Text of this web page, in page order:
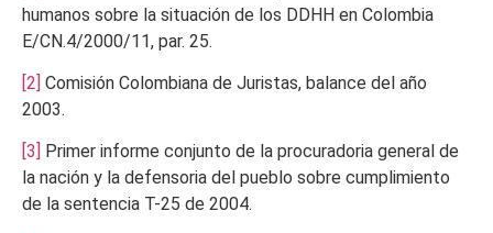
humanos sobre la situación de los DDHH en Colombia
E/CN.4/2000/11, par. 25.
[2] Comisión Colombiana de Juristas, balance del año
2003.
[3]
Primer informe conjunto de la procuradoria general de
la nación y la defensoria del pueblo sobre cumplimiento
de la sentencia T-25 de 2004.